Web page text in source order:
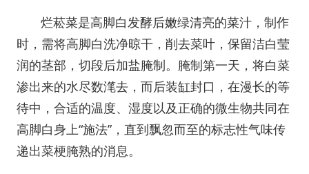
烂菘菜是高脚白发酵后嫩绿清亮的菜汁，制作
时，需将高脚白洗净晾干，削去菜叶，保留洁白莹
润的茎部，切段后加盐腌制。腌制第一天，将白菜
渗出来的水尽数滗去，而后装缸封口，在漫长的等
待中，合适的温度、湿度以及正确的微生物共同在
高脚白身上“施法”，直到飘忽而至的标志性气味传
递出菜梗腌熟的消息。